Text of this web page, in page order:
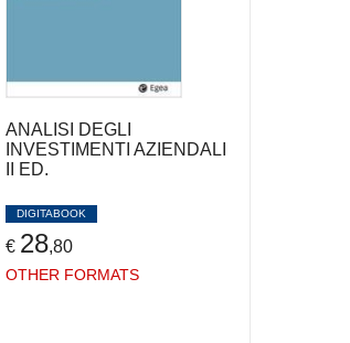
ANALISI DEGLI
INVESTIMENTI AZIENDALI
II ED.
DIGITABOOK
€ 28,80
OTHER FORMATS